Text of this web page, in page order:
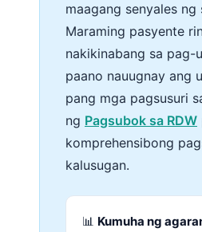
maagang senyales
Maraming pasyente
nakikinabang sa pag-
paano nauugnay ang
pang mga pagsusuri
ng Pagsubok sa RDW
komprehensibong
kalusugan.
📊 Kumuha ng